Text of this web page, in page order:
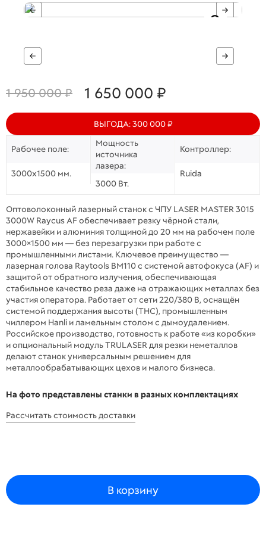
1 950 000 ₽ 1 650 000 ₽
ВЫГОДА: 300 000 ₽
Рабочее поле:
3000х1500 мм.
Мощность
источника
лазера:
3000 Вт.
Контроллер:
Ruida
Оптоволоконный лазерный станок с ЧПУ LASER MASTER 3015
3000W Raycus AF обеспечивает резку чёрной стали,
нержавейки и алюминия толщиной до 20 мм на рабочем поле
3000×1500 мм — без перезагрузки при работе с
промышленными листами. Ключевое преимущество —
лазерная голова Raytools BM110 с системой автофокуса (AF) и
защитой от обратного излучения, обеспечивающая
стабильное качество реза даже на отражающих металлах без
участия оператора. Работает от сети 220/380 В, оснащён
системой поддержания высоты (THC), промышленным
чиллером Hanli и ламельным столом с дымоудалением.
Российское производство, готовность к работе «из коробки»
и опциональный модуль TRULASER для резки неметаллов
делают станок универсальным решением для
металлообрабатывающих цехов и малого бизнеса.
На фото представлены станки в разных комплектациях
Рассчитать стоимость доставки
В корзину